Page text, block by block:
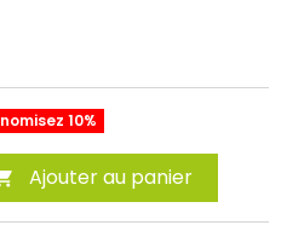
10%
Ajouter au panier